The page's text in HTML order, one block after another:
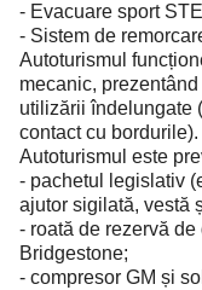
- Evacuare sport
- Sistem de
Autoturismul
mecanic,
utilizării îndelungate
contact cu bordurile).
Autoturismul este
- pachetul legislativ
ajutor sigilată, vestă
- roată de rezervă
Bridgestone;
- compresor GM și